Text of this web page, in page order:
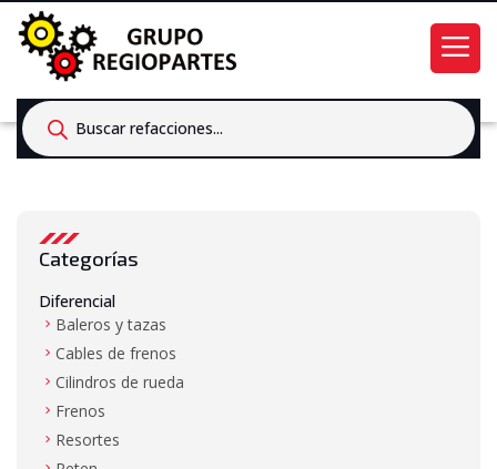
Products
search
Categorías
Diferencial
Baleros y tazas
Cables de frenos
Cilindros de rueda
Frenos
Resortes